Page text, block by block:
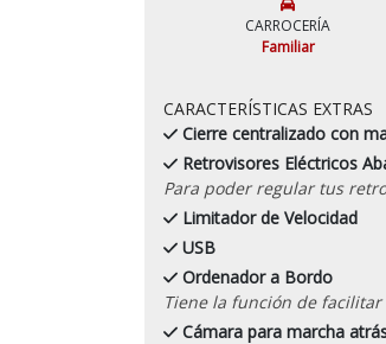
CARROCERÍA
Familiar
CARACTERÍSTICAS EXTRAS
Cierre centralizado con
Retrovisores Eléctricos
Para poder regular tus
Limitador de Velocidad
USB
Ordenador a Bordo
Tiene la función de
Cámara para marcha